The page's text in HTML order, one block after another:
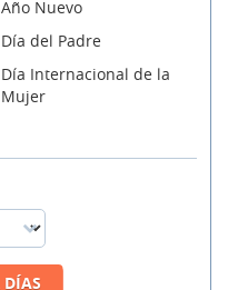
Año Nuevo
Día del Padre
Día Internacional de la
Mujer